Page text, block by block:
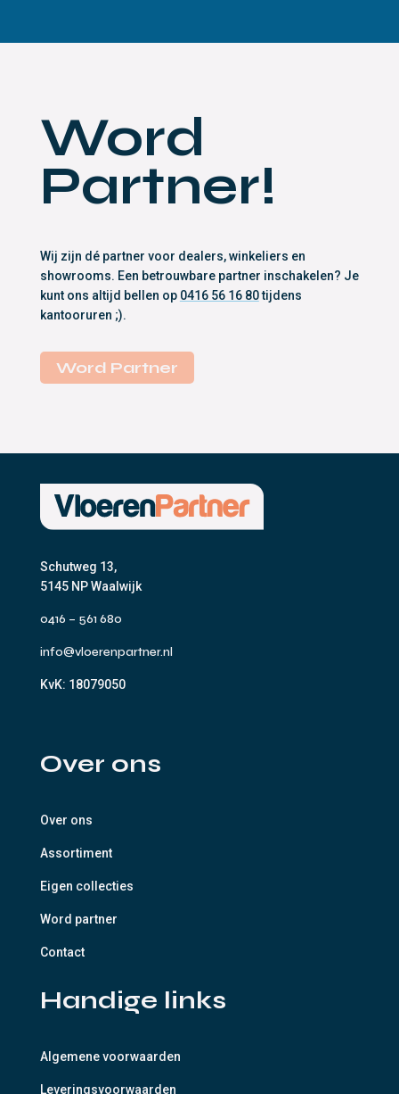
Word
Partner!
Wij zijn dé partner voor dealers, winkeliers en
showrooms. Een betrouwbare partner inschakelen? Je
kunt ons altijd bellen op 0416 56 16 80tijdens
kantooruren ;).
Word Partner
Schutweg 13,
5145 NP Waalwijk
0416 – 561 680
info@vloerenpartner.nl
KvK: 18079050
Over ons
Over ons
Assortiment
Eigen collecties
Word partner
Contact
Handige links
Algemene voorwaarden
Leveringsvoorwaarden